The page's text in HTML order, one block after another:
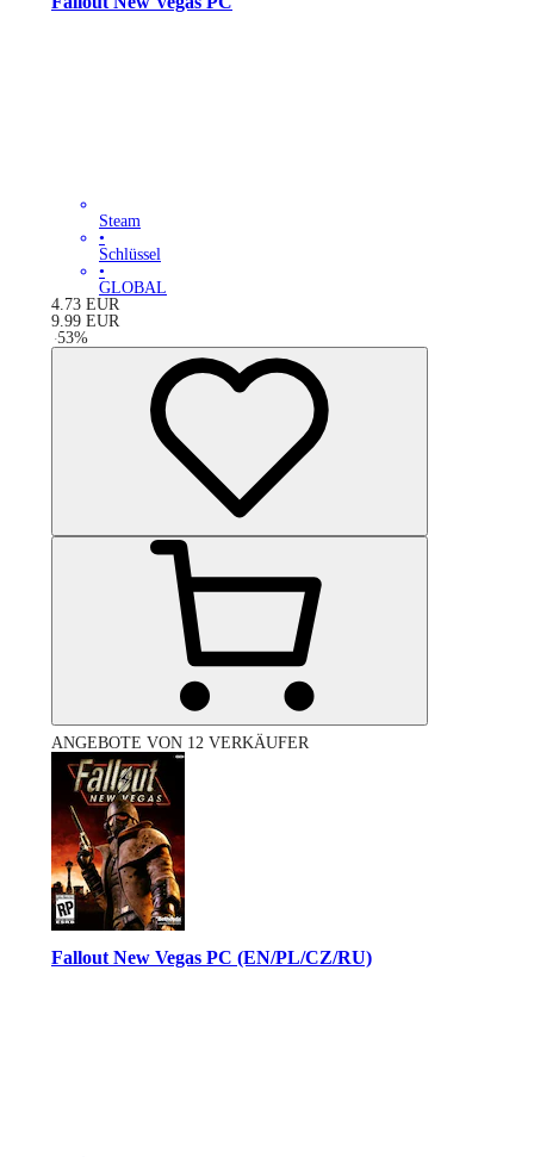
Steam
•
Schlüssel
•
GLOBAL
4.73 EUR
9.99 EUR
-53%
ANGEBOTE VON 12 VERKÄUFER
Fallout New Vegas PC (EN/PL/CZ/RU)